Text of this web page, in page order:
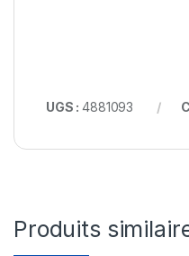
UGS :4881093
Produits